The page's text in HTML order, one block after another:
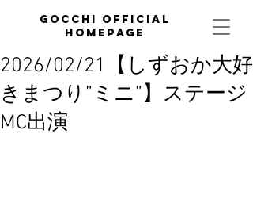
GOCCHI official
homepage
2026/02/21【しずおか大好
きまつり”ミニ”】ステージ
MC出演